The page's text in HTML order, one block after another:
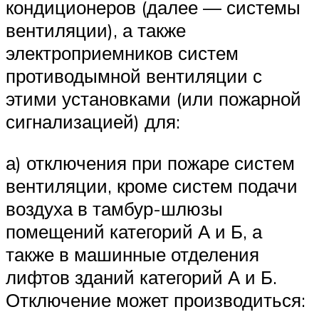
кондиционеров (далее — системы
вентиляции), а также
электроприемников систем
противодымной вентиляции с
этими установками (или пожарной
сигнализацией) для:
а) отключения при пожаре систем
вентиляции, кроме систем подачи
воздуха в тамбур-шлюзы
помещений категорий А и Б, а
также в машинные отделения
лифтов зданий категорий А и Б.
Отключение может производиться: